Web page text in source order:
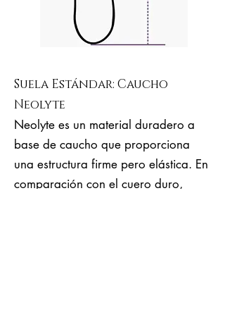
Suela Estándar: Caucho
Neolyte
Neolyte es un material duradero a
base de caucho que proporciona
una estructura firme pero elástica. En
comparación con el cuero duro,